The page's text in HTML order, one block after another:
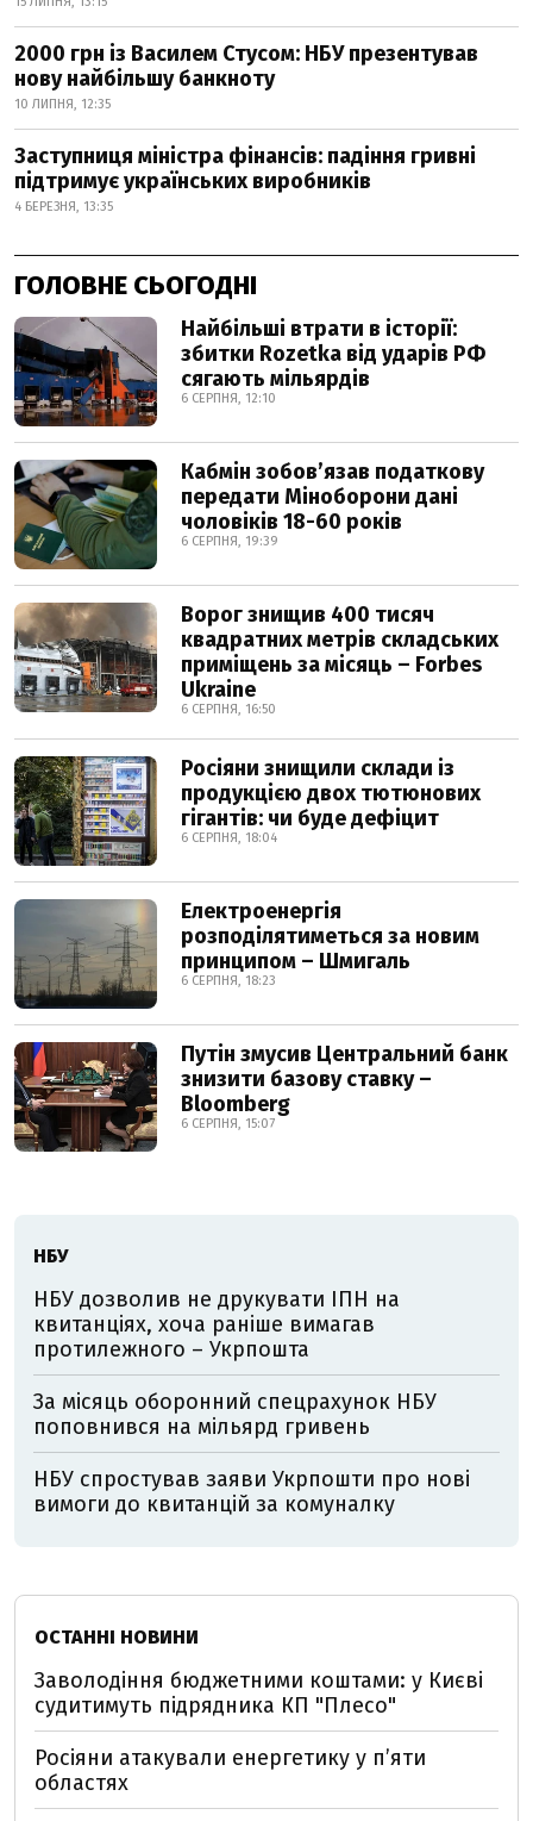
2000 грн із Василем Стусом: НБУ презентував
нову найбільшу банкноту
10 ЛИПНЯ, 12:35
Заступниця міністра фінансів: падіння гривні
підтримує українських виробників
4 БЕРЕЗНЯ, 13:35
ГОЛОВНЕ СЬОГОДНІ
Найбільші втрати в історії:
збитки Rozetka від ударів РФ
сягають мільярдів
6 СЕРПНЯ, 12:10
Кабмін зобовʼязав податкову
передати Міноборони дані
чоловіків 18-60 років
6 СЕРПНЯ, 19:39
Ворог знищив 400 тисяч
квадратних метрів складських
приміщень за місяць – Forbes
Ukraine
6 СЕРПНЯ, 16:50
Росіяни знищили склади із
продукцією двох тютюнових
гігантів: чи буде дефіцит
6 СЕРПНЯ, 18:04
Електроенергія
розподілятиметься за новим
принципом – Шмигаль
6 СЕРПНЯ, 18:23
Путін змусив Центральний банк
знизити базову ставку –
Bloomberg
6 СЕРПНЯ, 15:07
НБУ
НБУ дозволив не друкувати ІПН на
квитанціях, хоча раніше вимагав
протилежного – Укрпошта
За місяць оборонний спецрахунок НБУ
поповнився на мільярд гривень
НБУ спростував заяви Укрпошти про нові
вимоги до квитанцій за комуналку
ОСТАННІ НОВИНИ
Заволодіння бюджетними коштами: у Києві
судитимуть підрядника КП "Плесо"
Росіяни атакували енергетику у пʼяти
областях